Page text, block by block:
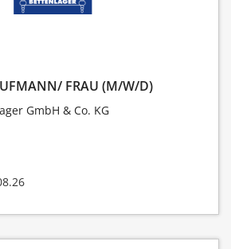
FRAU (M/W/D)
GmbH & Co. KG